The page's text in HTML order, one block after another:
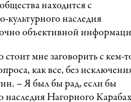
находится с
наследия
объективной
мне заговорить с кем-
как все, без
– Я был бы рад, если бы
наследия Нагорного